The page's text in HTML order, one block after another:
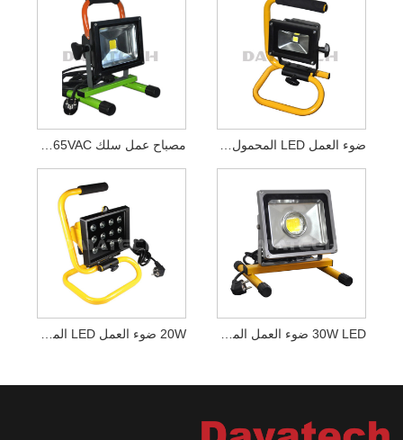
مصباح عمل سلك LED Bridgelux 85-265VAC ضوء العمل LED المحمول 10 واط
20W ضوء العمل LED المحمولة 30W LED ضوء العمل المحمول